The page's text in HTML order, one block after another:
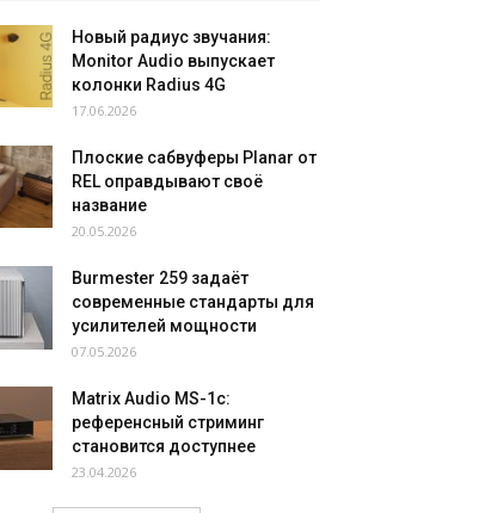
Новый радиус звучания:
Monitor Audio выпускает
колонки Radius 4G
17.06.2026
Плоские сабвуферы Planar от
REL оправдывают своё
название
20.05.2026
Burmester 259 задаёт
современные стандарты для
усилителей мощности
07.05.2026
Matrix Audio MS-1c:
референсный стриминг
становится доступнее
23.04.2026